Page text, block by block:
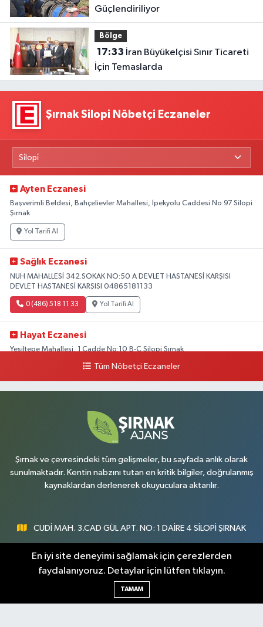
Güçlendiriliyor
Bölge
17:33
İçin Temaslarda
Şırnak Silopi Nöbetçi Eczaneler
Ayten Eczanesi
Başverimli Beldesi, Bahçelievler Mahallesi, İpekyolu Caddesi No:97 Silopi
Şırnak
Yol Tarifi Al
Sağlık Eczanesi
NUH MAHALLESİ 342.SOKAK NO:50 A DEVLET HASTANESİ KARŞISI
DEVLET HASTANESİ KARŞISI 04865181133
0 (486) 518 11 33 Yol Tarifi Al
Hayat Eczanesi
Yeşiltepe Mahallesi, 1.Cadde No:10 B-C Silopi Şırnak
Yol Tarifi Al
Yenişehir Mahallesi, 8.Cadde No:53 A Silopi Şırnak
Yol Tarifi Al
Tüm Nöbetçi Eczaneler
Şırnak ve çevresindeki tüm gelişmeler, bu sayfada anlık olarak
sunulmaktadır. Kentin nabzını tutan en kritik bilgiler, doğrulanmış
kaynaklardan derlenerek okuyuculara aktarılır.
CUDİ MAH. 3.CAD GÜL APT. NO: 1 DAİRE 4 SİLOPİ ŞIRNAK
0547 300 73 73
[email protected]
En iyi site deneyimi sağlamak için çerezlerden
faydalanıyoruz. Detaylar için lütfen tıklayın.
TAMAM